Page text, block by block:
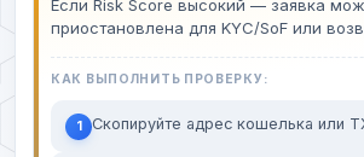
Если Risk Score высокий — заявка
приостановлена для KYC/SoF или
КАК ВЫПОЛНИТЬ ПРОВЕРКУ:
1 Скопируйте адрес кошелька или